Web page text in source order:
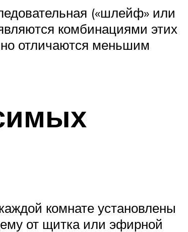
(«шлейф» или
комбинациями этих
отличаются меньшим
комнате установлены
от щитка или эфирной